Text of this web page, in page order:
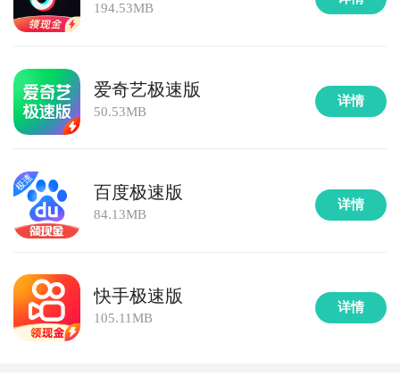
194.53MB
爱奇艺极速版
50.53MB
详情
百度极速版
84.13MB
详情
快手极速版
105.11MB
详情